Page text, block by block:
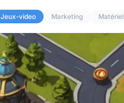
Jeux-video Marketing Matériel